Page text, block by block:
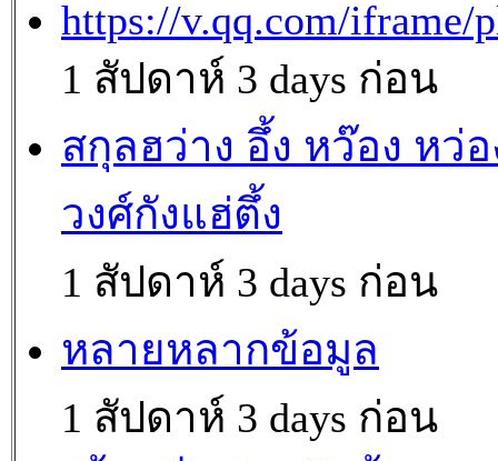
https://v.qq.com/iframe/
1 สัปดาห์ 3 days ก่อน
สกุลฮว่าง อึ้ง หว๊อง หว่อ
วงศ์กังแฮ่ตึ้ง
1 สัปดาห์ 3 days ก่อน
หลายหลากข้อมูล
1 สัปดาห์ 3 days ก่อน